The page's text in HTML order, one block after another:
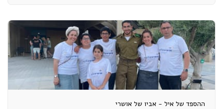
ההספד של איל - אביו של אושרי